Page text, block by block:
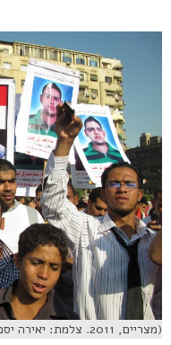
(מצריים, 2011. צלמת: יאירה יסמין, כל הזכויות שמורות)